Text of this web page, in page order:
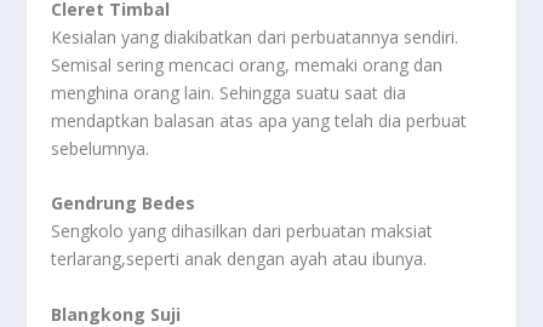
Cleret Timbal
Kesialan yang diakibatkan dari perbuatannya sendiri.
Semisal sering mencaci orang, memaki orang dan
menghina orang lain. Sehingga suatu saat dia
mendaptkan balasan atas apa yang telah dia perbuat
sebelumnya.
Gendrung Bedes
Sengkolo yang dihasilkan dari perbuatan maksiat
terlarang,seperti anak dengan ayah atau ibunya.
Blangkong Suji